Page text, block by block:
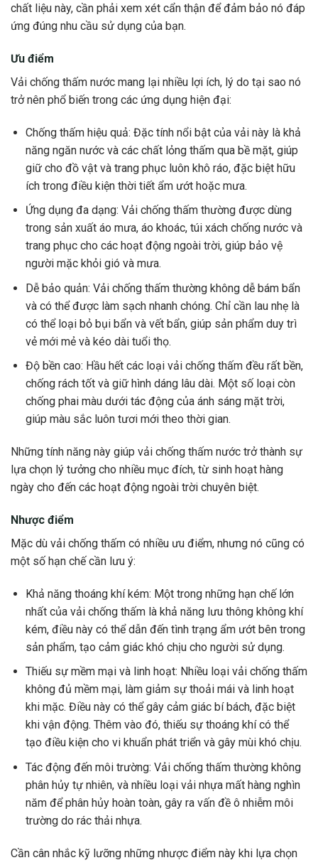
chất liệu này, cần phải xem xét cẩn thận để đảm bảo nó đáp
ứng đúng nhu cầu sử dụng của bạn.
Ưu điểm
Vải chống thấm nước mang lại nhiều lợi ích, lý do tại sao nó
trở nên phổ biến trong các ứng dụng hiện đại:
Chống thấm hiệu quả: Đặc tính nổi bật của vải này là khả
năng ngăn nước và các chất lỏng thấm qua bề mặt, giúp
giữ cho đồ vật và trang phục luôn khô ráo, đặc biệt hữu
ích trong điều kiện thời tiết ẩm ướt hoặc mưa.
Ứng dụng đa dạng: Vải chống thấm thường được dùng
trong sản xuất áo mưa, áo khoác, túi xách chống nước và
trang phục cho các hoạt động ngoài trời, giúp bảo vệ
người mặc khỏi gió và mưa.
Dễ bảo quản: Vải chống thấm thường không dễ bám bẩn
và có thể được làm sạch nhanh chóng. Chỉ cần lau nhẹ là
có thể loại bỏ bụi bẩn và vết bẩn, giúp sản phẩm duy trì
vẻ mới mẻ và kéo dài tuổi thọ.
Độ bền cao: Hầu hết các loại vải chống thấm đều rất bền,
chống rách tốt và giữ hình dáng lâu dài. Một số loại còn
chống phai màu dưới tác động của ánh sáng mặt trời,
giúp màu sắc luôn tươi mới theo thời gian.
Những tính năng này giúp vải chống thấm nước trở thành sự
lựa chọn lý tưởng cho nhiều mục đích, từ sinh hoạt hàng
ngày cho đến các hoạt động ngoài trời chuyên biệt.
Nhược điểm
Mặc dù vải chống thấm có nhiều ưu điểm, nhưng nó cũng có
một số hạn chế cần lưu ý:
Khả năng thoáng khí kém: Một trong những hạn chế lớn
nhất của vải chống thấm là khả năng lưu thông không khí
kém, điều này có thể dẫn đến tình trạng ẩm ướt bên trong
sản phẩm, tạo cảm giác khó chịu cho người sử dụng.
Thiếu sự mềm mại và linh hoạt: Nhiều loại vải chống thấm
không đủ mềm mại, làm giảm sự thoải mái và linh hoạt
khi mặc. Điều này có thể gây cảm giác bí bách, đặc biệt
khi vận động. Thêm vào đó, thiếu sự thoáng khí có thể
tạo điều kiện cho vi khuẩn phát triển và gây mùi khó chịu.
Tác động đến môi trường: Vải chống thấm thường không
phân hủy tự nhiên, và nhiều loại vải nhựa mất hàng nghìn
năm để phân hủy hoàn toàn, gây ra vấn đề ô nhiễm môi
trường do rác thải nhựa.
Cần cân nhắc kỹ lưỡng những nhược điểm này khi lựa chọn